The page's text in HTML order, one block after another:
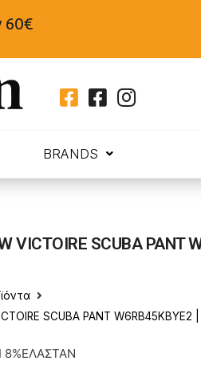
60€
BRANDS
VICTOIRE SCUBA PANT
SCUBA PANT W6RB45KBYE2
8%ΕΛΑΣΤΑΝ